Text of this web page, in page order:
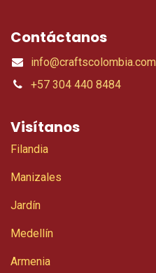
Contáctanos
info@craftscolombia.com
+57 304 440 8484
Visítanos
Filandia
Manizales
Jardín
Medellín
Armenia